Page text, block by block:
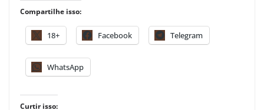
Compartilhe isso:
18+ Facebook Telegram
WhatsApp
Curtir isso: